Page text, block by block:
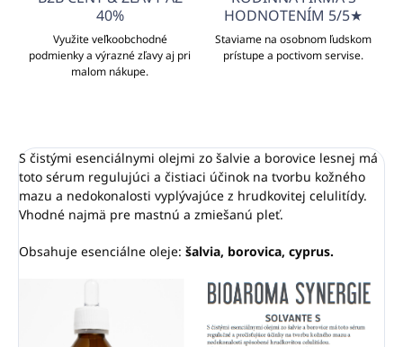
40%
Využite veľkoobchodné
podmienky a výrazné zľavy aj pri
malom nákupe.
HODNOTENÍM 5/5★
Staviame na osobnom ľudskom
prístupe a poctivom servise.
S čistými esenciálnymi olejmi zo šalvie a borovice lesnej má
toto sérum regulujúci a čistiaci účinok na tvorbu kožného
mazu a nedokonalosti vyplývajúce z hrudkovitej celulitídy.
Vhodné najmä pre mastnú a zmiešanú pleť.
Obsahuje esenciálne oleje: šalvia, borovica, cyprus.